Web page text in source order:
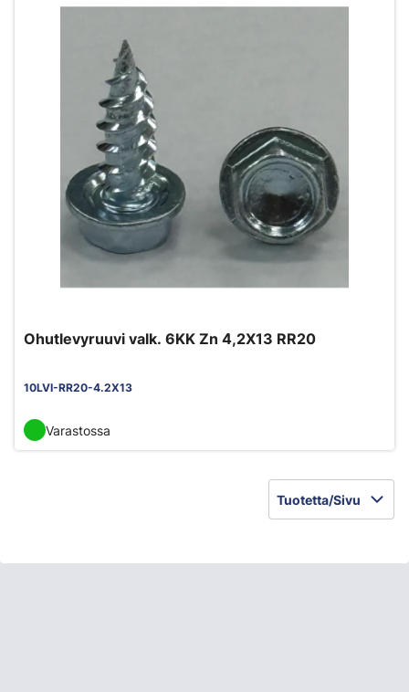
Ohutlevyruuvi valk. 6KK Zn 4,2X13 RR20
10LVI-RR20-4.2X13
Varastossa
Tuotetta/Sivu